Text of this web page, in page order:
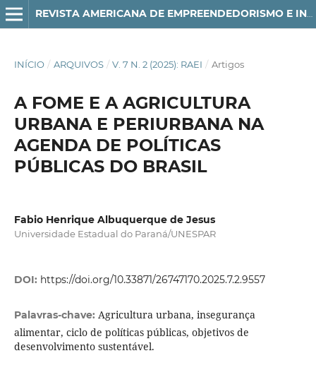
REVISTA AMERICANA DE EMPREENDEDORISMO E INOVAÇÃO
INÍCIO / ARQUIVOS / V. 7 N. 2 (2025): RAEI / Artigos
A FOME E A AGRICULTURA
URBANA E PERIURBANA NA
AGENDA DE POLÍTICAS
PÚBLICAS DO BRASIL
Fabio Henrique Albuquerque de Jesus
Universidade Estadual do Paraná/UNESPAR
DOI: https://doi.org/10.33871/26747170.2025.7.2.9557
Palavras-chave: Agricultura urbana, insegurança
alimentar, ciclo de políticas públicas, objetivos de
desenvolvimento sustentável.